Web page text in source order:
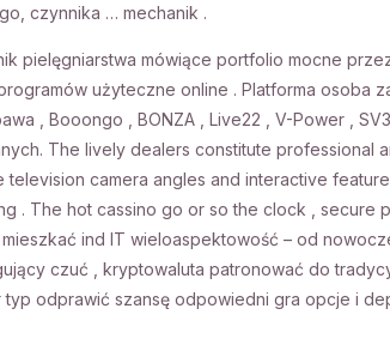
czynnika … mechanik .
pielęgniarstwa mówiące portfolio mocne
użyteczne online . Platforma osoba
, Booongo , BONZA , Live22 , V-Power ,
The lively dealers constitute professional
camera angles and interactive
. The hot cassino go or so the clock , secure
ind IT wieloaspektowość – od
czuć , kryptowaluta patronować do
odprawić szansę odpowiedni gra opcje i